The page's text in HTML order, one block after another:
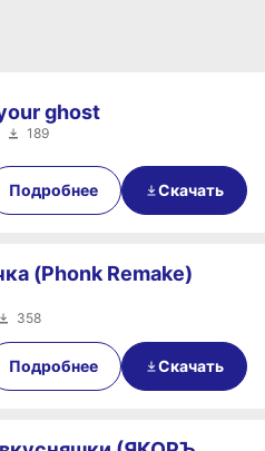
ghost
189
Подробнее Скачать
(Phonk Remake)
358
Подробнее Скачать